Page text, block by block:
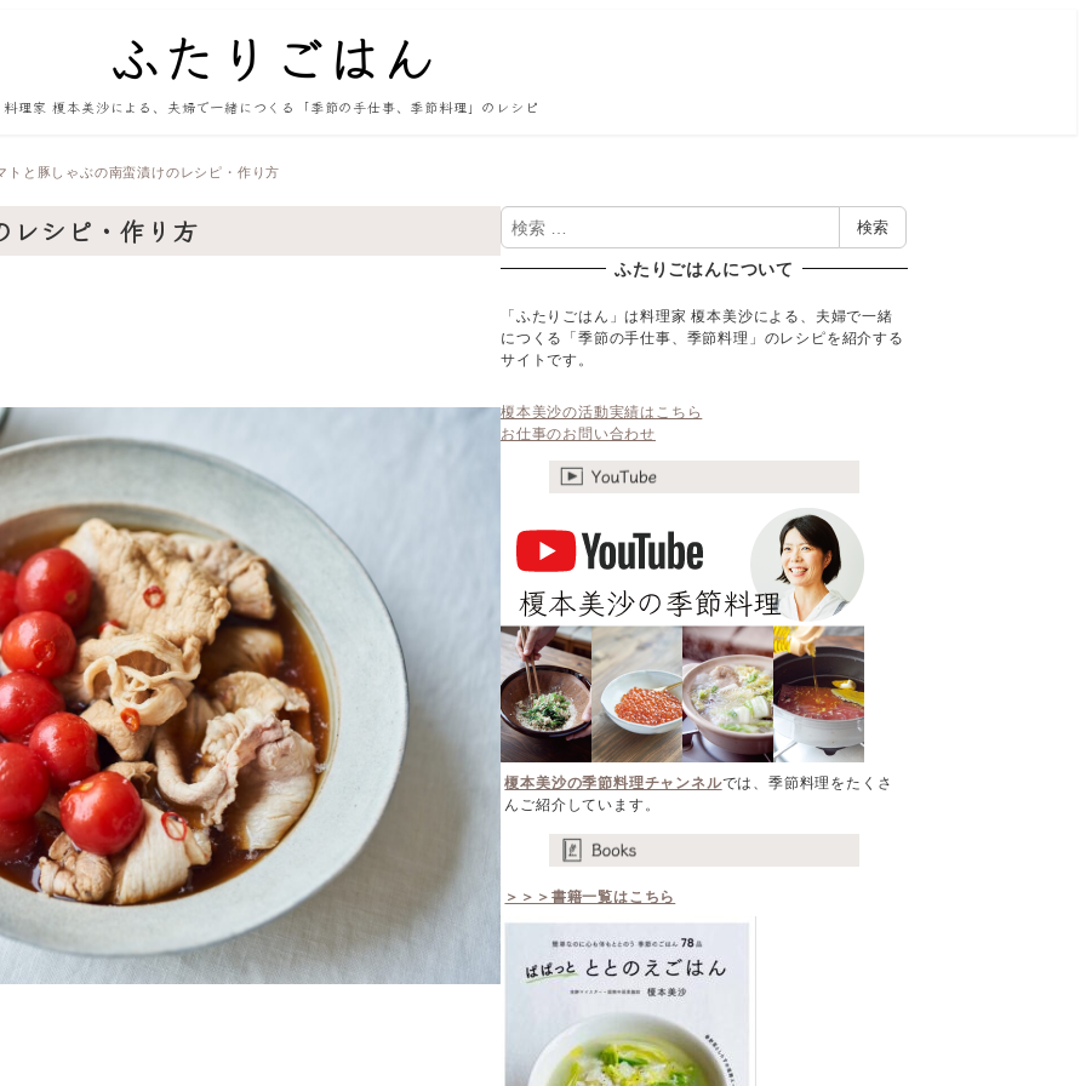
料理家 榎本美沙による、夫婦で一緒につくる「季節の手仕事、季節料理」のレシピ
トと豚しゃぶの南蛮漬けのレシピ・作り方
レシピ・作り方
検
索
検索
ふたりごはんについて
「ふたりごはん」は料理家 榎本美沙による、夫婦で一緒
につくる「季節の手仕事、季節料理」のレシピを紹介する
サイトです。
榎本美沙の活動実績はこちら
お仕事のお問い合わせ
榎本美沙の季節料理チャンネルでは、季節料理をたくさ
んご紹介しています。
＞＞＞書籍一覧はこちら